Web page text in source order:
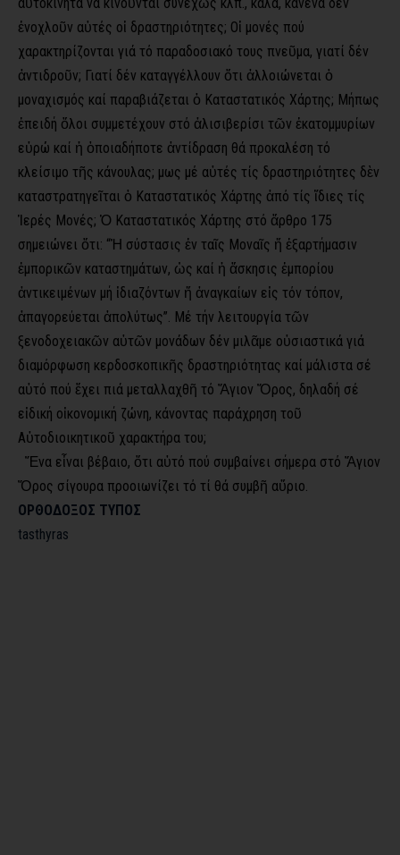
αὐτοκίνητα νά κινοῦνται συνεχῶς κλπ., καλά, κανένα δέν
ἐνοχλοῦν αὐτές οἱ δραστηριότητες; Οἱ μονές πού
χαρακτηρίζονται γιά τό παραδοσιακό τους πνεῦμα, γιατί δέν
ἀντιδροῦν; Γιατί δέν καταγγέλλουν ὅτι ἀλλοιώνεται ὁ
μοναχισμός καί παραβιάζεται ὁ Καταστατικός Χάρτης; Μήπως
ἐπειδή ὅλοι συμμετέχουν στό ἀλισιβερίσι τῶν ἑκατομμυρίων
εὐρώ καί ἡ ὁποιαδήποτε ἀντίδραση θά προκαλέση τό
κλείσιμο τῆς κάνουλας; Ὅμως μέ αὐτές τίς δραστηριότητες δὲν
καταστρατηγεῖται ὁ Καταστατικός Χάρτης ἀπό τίς ἴδιες τίς
Ἱερές Μονές; Ὁ Καταστατικός Χάρτης στό ἄρθρο 175
σημειώνει ὅτι: “Ἡ σύστασις ἐν ταῖς Μοναῖς ἤ ἐξαρτήμασιν
ἐμπορικῶν καταστημάτων, ὡς καί ἡ ἄσκησις ἐμπορίου
ἀντικειμένων μή ἰδιαζόντων ἤ ἀναγκαίων εἰς τόν τόπον,
ἀπαγορεύεται ἀπολύτως”. Μέ τήν λειτουργία τῶν
ξενοδοχειακῶν αὐτῶν μονάδων δέν μιλᾶμε οὐσιαστικά γιά
διαμόρφωση κερδοσκοπικῆς δραστηριότητας καί μάλιστα σέ
αὐτό πού ἔχει πιά μεταλλαχθῆ τό Ἅγιον Ὄρος, δηλαδή σέ
εἰδική οἰκονομική ζώνη, κάνοντας παράχρηση τοῦ
Αὐτοδιοικητικοῦ χαρακτήρα του;
Ἕνα εἶναι βέβαιο, ὅτι αὐτό πού συμβαίνει σήμερα στό Ἅγιον
Ὄρος σίγουρα προοιωνίζει τό τί θά συμβῆ αὔριο.
ΟΡΘΟΔΟΞΟΣ ΤΥΠΟΣ
tasthyras